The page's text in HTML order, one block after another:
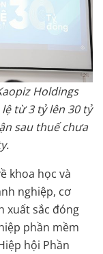
Holdings
từ 3 tỷ lên 30 tỷ
sau thuế chưa
khoa học và
nghiệp, cơ
xuất sắc đóng
phần mềm
hội Phần